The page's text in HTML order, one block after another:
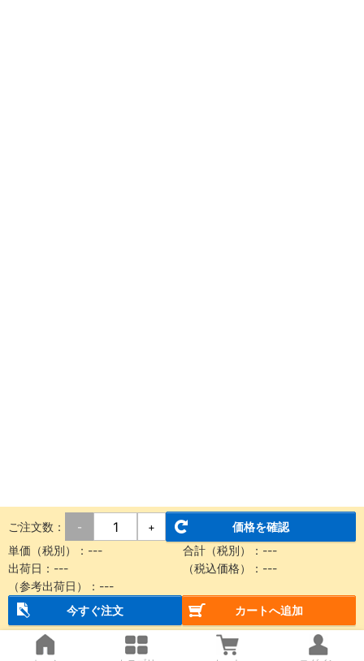
ご注文数： - +
価格を確認
単価（税別）： --- 合計（税別）： ---
出荷日： --- （税込価格）： ---
（参考出荷日）： ---
今すぐ注文
カートへ追加